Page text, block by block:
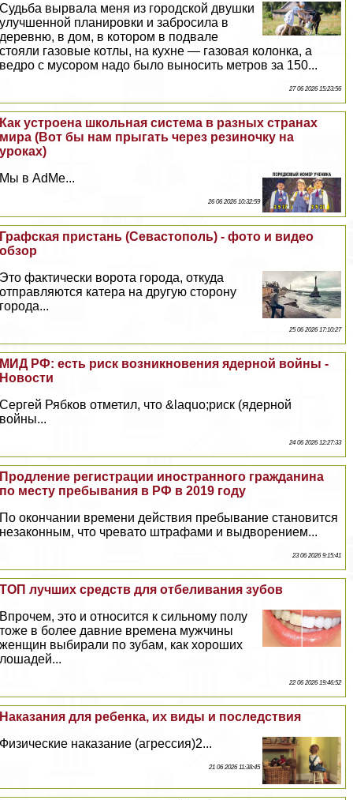
Судьба вырвала меня из городской двушки
улучшенной планировки и забросила в
деревню, в дом, в котором в подвале
стояли газовые котлы, на кухне — газовая колонка, а
ведро с мусором надо было выносить метров за 150...
27 06 2026 15:23:56
Как устроена школьная система в разных странах
мира (Вот бы нам прыгать через резиночку на
уроках)
Мы в AdMe...
26 06 2026 10:32:59
Графская пристань (Севастополь) - фото и видео
обзор
Это фактически ворота города, откуда
отправляются катера на другую сторону
города...
25 06 2026 17:10:27
МИД РФ: есть риск возникновения ядерной войны -
Новости
Сергeй Рябков отметил, что &laquo;риск (ядерной
войны...
24 06 2026 12:27:33
Продление регистрации иностранного гражданина
по месту пребывания в РФ в 2019 году
По окончании времени действия пребывание становится
незаконным, что чревато штрафами и выдворением...
23 06 2026 9:15:41
ТОП лучших средств для отбеливания зубов
Впрочем, это и относится к сильному полу
тоже в более давние времена мужчины
женщин выбирали по зубам, как хороших
лошадей...
22 06 2026 19:46:52
Наказания для ребенка, их виды и последствия
Физические наказание (агрессия)2...
21 06 2026 11:38:45